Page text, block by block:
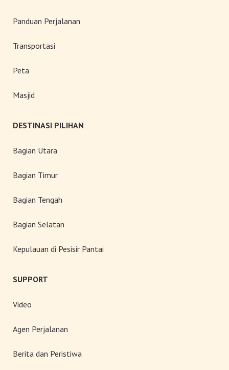
Panduan Perjalanan
Transportasi
Peta
Masjid
DESTINASI PILIHAN
Bagian Utara
Bagian Timur
Bagian Tengah
Bagian Selatan
Kepulauan di Pesisir Pantai
SUPPORT
Video
Agen Perjalanan
Berita dan Peristiwa